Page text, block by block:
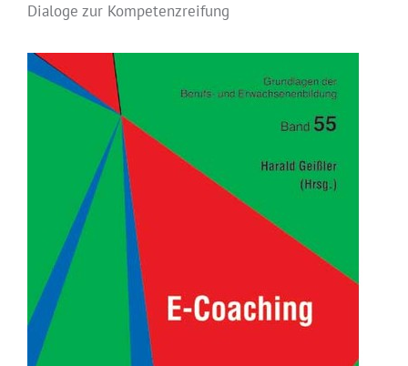
Dialoge zur Kompetenzreifung